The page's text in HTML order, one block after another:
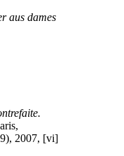
aus dames
2007, [vi]